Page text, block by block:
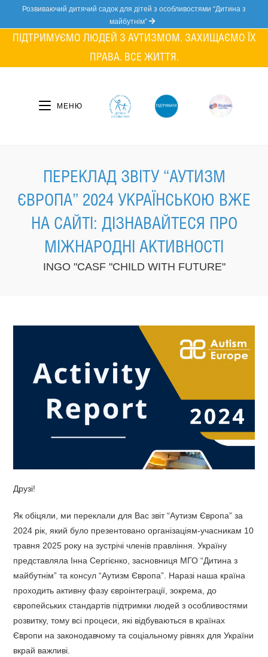
content
Розвиваючий дитячий садок для дітей з особливостями “Дитина з
майбутнім”
ПІДТРИМУЄМО ЛЮДЕЙ З АУТИЗМОМ. ЗАХИЩАЄМО ЇХ
ПРАВА. ВСЕ ЖИТТЯ.
МЕНЮ
ПЕРЕКЛАД ЗВІТУ “АУТИЗМ
ЄВРОПА” 2024 УКРАЇНСЬКОЮ ВЖЕ
НА САЙТІ: ДІЗНАВАЙТЕСЯ ПРО
МІЖНАРОДНІ АКТИВНОСТІ
INGO "CASF "CHILD WITH FUTURE"
Друзі!
Як обіцяли, ми переклали для Вас звіт “Аутизм Європа” за
2024 рік, який було презентовано організаціям-учасникам 10
травня 2025 року на зустрічі членів правління. Україну
представляла Інна Сергієнко, засновниця МГО “Дитина з
майбутнім” та консул “Аутизм Європа”. Наразі наша країна
проходить активну фазу євроінтеграції, зокрема, до
європейських стандартів підтримки людей з особливостями
розвитку, тому всі процеси, які відбуваються в країнах
Європи на законодавчому та соціальному рівнях для України
вкрай важливі.